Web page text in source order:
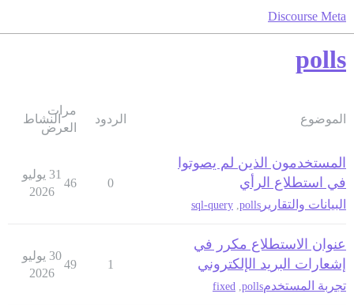
Discourse Meta
polls
الموضوع الردود
مرات
العرض
النشاط
المستخدمون الذين لم يصوتوا
في استطلاع الرأي
البيانات والتقارير polls
sql-query
0
46
31 يوليو
2026
عنوان الاستطلاع مكرر في
إشعارات البريد الإلكتروني
تجربة المستخدمpolls
fixed
1
49
30 يوليو
2026